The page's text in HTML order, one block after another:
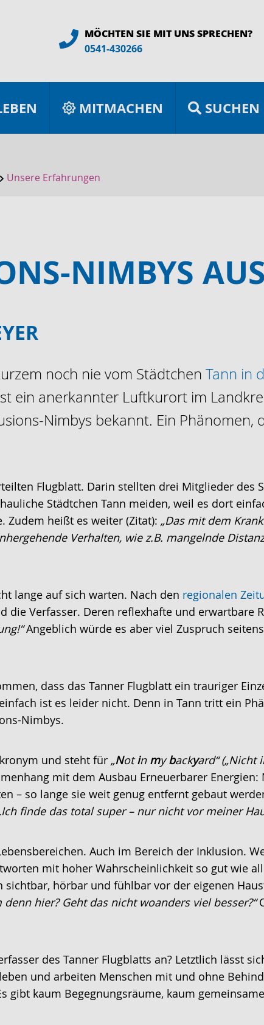
MÖCHTEN SIE MIT UNS SPRECHEN?
0541-430266
MITMACHEN SUCHEN
Unsere Erfahrungen
NIMBYS
noch nie vom Städtchen Tann in
ein anerkannter Luftkurort im
Nimbys bekannt. Ein Phänomen,
Flugblatt. Darin stellten drei Mitglieder des
Städtchen Tann meiden, weil es dort
Zudem heißt es weiter (Zitat): „Das mit dem
Verhalten, wie z.B. mangelnde
lange auf sich warten. Nach den regionalen
die Verfasser. Deren reflexhafte und erwartbare
Angeblich würde es aber viel Zuspruch
dass das Tanner Flugblatt ein trauriger
ist es leider nicht. Denn in Tann tritt ein
Nimbys.
und steht für „Notin mybackyard“ („Nicht
mit dem Ausbau Erneuerbarer
– so lange sie weit genug entfernt gebaut
finde das total super – nur nicht vor meiner
Auch im Bereich der Inklusion.
mit hoher Wahrscheinlichkeit so gut wie
sichtbar, hörbar und fühlbar vor der eigenen
denn hier? Geht das nicht woanders viel besser?“
des Tanner Flugblatts an? Letztlich lässt
und arbeiten Menschen mit und ohne
gibt kaum Begegnungsräume, kaum